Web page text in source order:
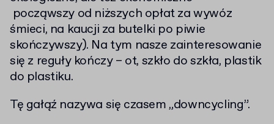
począwszy od niższych opłat za wywóz
śmieci, na kaucji za butelki po piwie
skończywszy). Na tym nasze zainteresowanie
się z reguły kończy – ot, szkło do szkła, plastik
do plastiku.
Tę gałąź nazywa się czasem „downcycling”.